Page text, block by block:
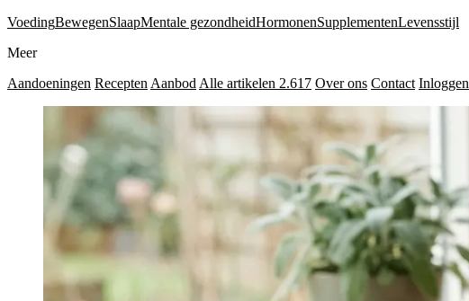
VoedingBewegenSlaapMentale gezondheidHormonenSupplementenLevensstijl
Meer
Aandoeningen Recepten Aanbod Alle artikelen 2.617 Over ons Contact Inloggen